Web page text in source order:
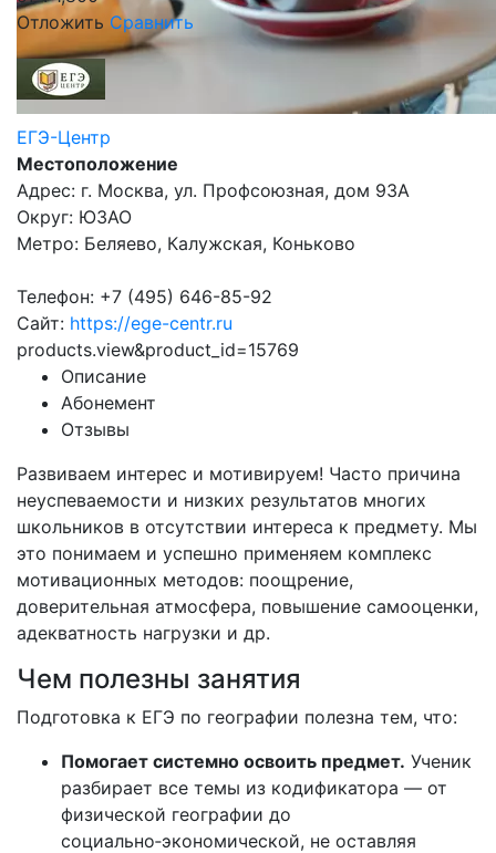
Отложить Сравнить
ЕГЭ-Центр
Местоположение
Адрес: г. Москва, ул. Профсоюзная, дом 93А
Округ: ЮЗАО
Метро: Беляево, Калужская, Коньково
Телефон: +7 (495) 646-85-92
Сайт: https://ege-centr.ru
products.view&product_id=15769
Описание
Абонемент
Отзывы
Развиваем интерес и мотивируем! Часто причина
неуспеваемости и низких результатов многих
школьников в отсутствии интереса к предмету. Мы
это понимаем и успешно применяем комплекс
мотивационных методов: поощрение,
доверительная атмосфера, повышение самооценки,
адекватность нагрузки и др.
Чем полезны занятия
Подготовка к ЕГЭ по географии полезна тем, что:
Помогает системно освоить предмет. Ученик
разбирает все темы из кодификатора — от
физической географии до
социально‑экономической, не оставляя